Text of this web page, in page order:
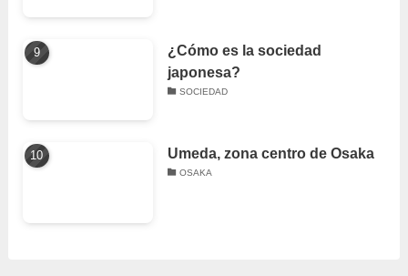
¿Cómo es la sociedad
japonesa?
SOCIEDAD
Umeda, zona centro de Osaka
OSAKA